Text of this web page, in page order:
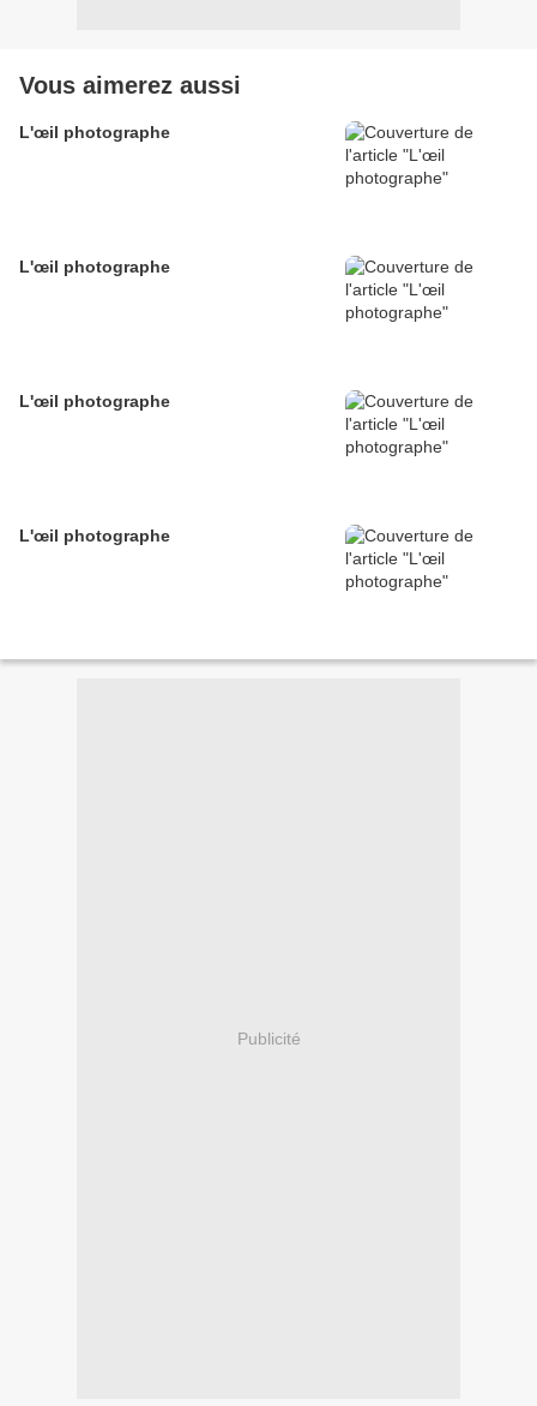
Vous aimerez aussi
L'œil photographe
L'œil photographe
L'œil photographe
L'œil photographe
Publicité